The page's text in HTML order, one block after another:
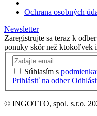
Ochrana osobných
Newsletter
Zaregistrujte sa teraz k
ponuky skôr než ktokoľvek
Súhlasím s
Prihlásiť na odber
© INGOTTO, spol. s.r.o.